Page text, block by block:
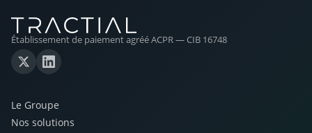
Établissement de paiement agréé ACPR — CIB 16748
Le Groupe
Nos solutions